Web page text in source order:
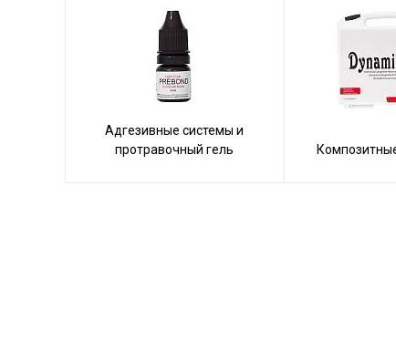
Адгезивные системы и
протравочный гель